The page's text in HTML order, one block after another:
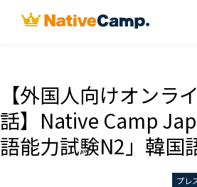
【外国人向けオンラ
話】Native Camp
語能力試験N2」韓国
プレ